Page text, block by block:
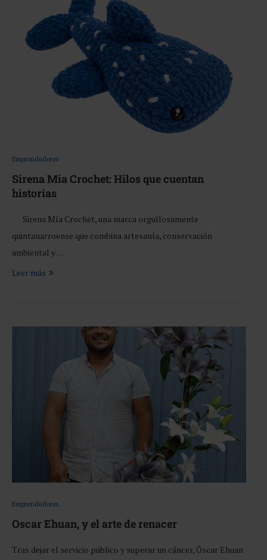
Emprendedores
Sirena Mia Crochet: Hilos que cuentan
historias
Sirena Mía Crochet, una marca orgullosamente
quintanarroense que combina artesanía, conservación
ambiental y …
Leer más
Emprendedores
Oscar Ehuan, y el arte de renacer
Tras dejar el servicio público y superar un cáncer, Óscar Ehuan